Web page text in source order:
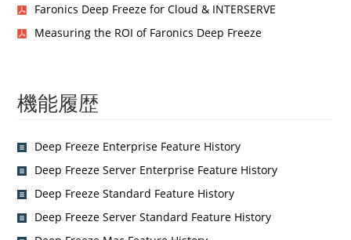
Faronics Deep Freeze for Cloud & INTERSERVE
Measuring the ROI of Faronics Deep Freeze
機能履歴
Deep Freeze Enterprise Feature History
Deep Freeze Server Enterprise Feature History
Deep Freeze Standard Feature History
Deep Freeze Server Standard Feature History